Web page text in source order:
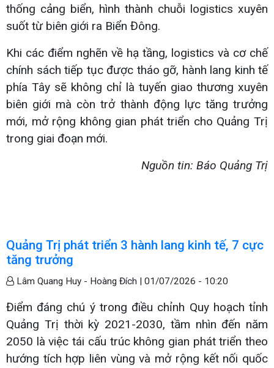
thống cảng biển, hình thành chuỗi logistics xuyên
suốt từ biên giới ra Biển Đông.
Khi các điểm nghẽn về hạ tầng, logistics và cơ chế
chính sách tiếp tục được tháo gỡ, hành lang kinh tế
phía Tây sẽ không chỉ là tuyến giao thương xuyên
biên giới mà còn trở thành động lực tăng trưởng
mới, mở rộng không gian phát triển cho Quảng Trị
trong giai đoạn mới.
Nguồn tin: Báo Quảng Trị
Quảng Trị phát triển 3 hành lang kinh tế, 7 cực
tăng trưởng
Lâm Quang Huy - Hoàng Đích | 01/07/2026 - 10:20
Điểm đáng chú ý trong điều chỉnh Quy hoạch tỉnh
Quảng Trị thời kỳ 2021-2030, tầm nhìn đến năm
2050 là việc tái cấu trúc không gian phát triển theo
hướng tích hợp liên vùng và mở rộng kết nối quốc